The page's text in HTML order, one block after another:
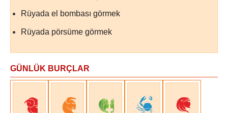
Rüyada el bombası görmek
Rüyada pörsüme görmek
GÜNLÜK BURÇLAR